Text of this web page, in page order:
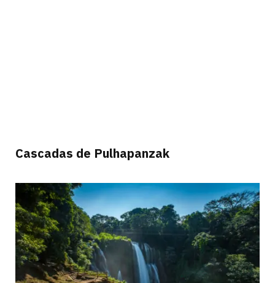
Cascadas de Pulhapanzak